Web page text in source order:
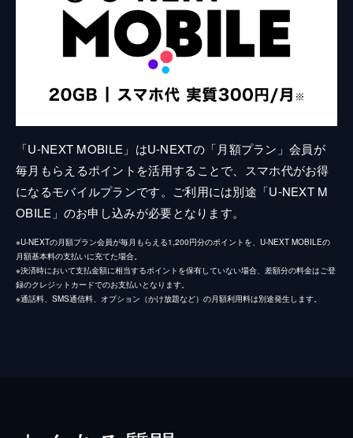
「U-NEXT MOBILE」はU-NEXTの「月額プラン」会員が
毎月もらえるポイントを活用することで、スマホ代がお得
になるモバイルプランです。ご利用には別途「U-NEXT M
OBILE」のお申し込みが必要となります。
※U-NEXTの月額プラン会員が毎月もらえる1,200円分のポイントを、U-NEXT MOBILEの
月額基本料の支払いに充てた場合。
※決済時において支払金額に相当するポイントを保有していない場合、差額分の料金はご登
録のクレジットカードでのお支払いとなります。
※通話料、SMS通信料、オプション（かけ放題など）の月額利用料は別途発生します。